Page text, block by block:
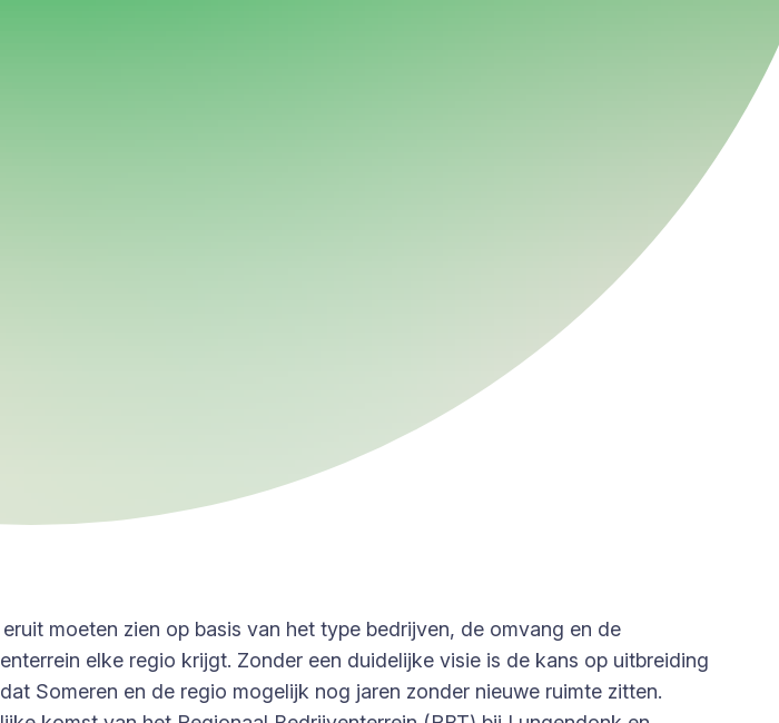
moeten zien op basis van het type bedrijven, de omvang en de
elke regio krijgt. Zonder een duidelijke visie is de kans op uitbreiding
Someren en de regio mogelijk nog jaren zonder nieuwe ruimte zitten.